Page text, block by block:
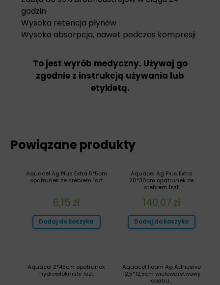
godzin
Wysoka retencja płynów
Wysoka absorpcja, nawet podczas kompresji
To jest wyrób medyczny. Używaj go
zgodnie z instrukcją używania lub
etykietą.
Powiązane produkty
Aquacel Ag Plus Extra
20*30cm opatrunek ze
srebrem 1szt
140,07 zł
Dodaj do koszyka
Aquacel Ag Plus Extra 5*5cm
opatrunek ze srebrem 1szt
6,15 zł
Dodaj do koszyka
Aquacel Foam Ag Adhesive
12,5*12,5cm wielowarstwowy
opatru...
Aquacel 2*45cm opatrunek
hydrowłóknisty 1szt